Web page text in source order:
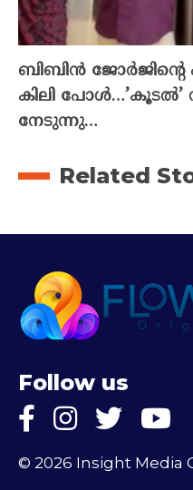
ബിബിൻ ജോർജിന്റെ
കിലി പോൾ…’കൂടൽ’
നേടുന്നു…
Related
Follow us
© 2026 Insight Media